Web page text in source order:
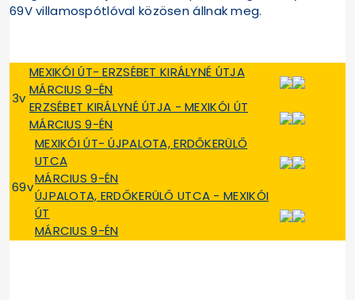
69V villamospótlóval közösen állnak meg.
3v
MEXIKÓI ÚT- ERZSÉBET KIRÁLYNÉ ÚTJA
MÁRCIUS 9-ÉN
ERZSÉBET KIRÁLYNÉ ÚTJA - MEXIKÓI ÚT
MÁRCIUS 9-ÉN
69v
MEXIKÓI ÚT- ÚJPALOTA, ERDŐKERÜLŐ
UTCA
MÁRCIUS 9-ÉN
ÚJPALOTA, ERDŐKERÜLŐ UTCA - MEXIKÓI
ÚT
MÁRCIUS 9-ÉN